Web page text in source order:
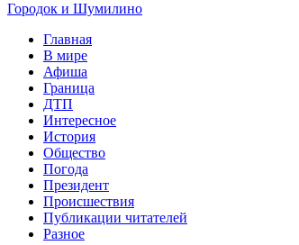
Городок и Шумилино
Главная
В мире
Афиша
Граница
ДТП
Интересное
История
Общество
Погода
Президент
Происшествия
Публикации читателей
Разное